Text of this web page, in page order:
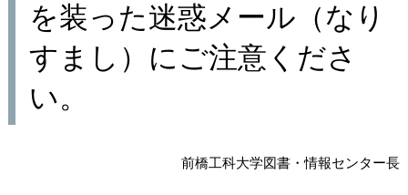
を装った迷惑メール（なり
すまし）にご注意くださ
い。
前橋工科大学図書・情報センター長